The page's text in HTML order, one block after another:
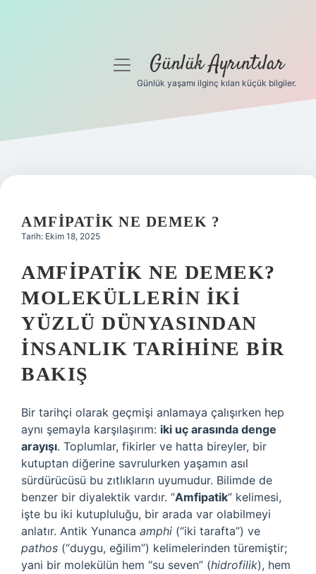
Gizlilik Politikası
Yasal Uyarı
menüyüGünlük Ayrıntılar
Günlük yaşamı ilginç kılan küçük bilgiler.
AMFIPATIK NE DEMEK ?
Tarih: Ekim 18, 2025
AMFIPATIK NE DEMEK?
MOLEKÜLLERIN İKI
YÜZLÜ DÜNYASINDAN
İNSANLIK TARIHINE BIR
BAKIŞ
Bir tarihçi olarak geçmişi anlamaya çalışırken hep
aynı şemayla karşılaşırım: iki uç arasında denge
arayışı. Toplumlar, fikirler ve hatta bireyler, bir
kutuptan diğerine savrulurken yaşamın asıl
sürdürücüsü bu zıtlıkların uyumudur. Bilimde de
benzer bir diyalektik vardır. “Amfipatik” kelimesi,
işte bu iki kutupluluğu, bir arada var olabilmeyi
anlatır. Antik Yunanca amphi (“iki tarafta”) ve
pathos (“duygu, eğilim”) kelimelerinden türemiştir;
yani bir molekülün hem “su seven” (hidrofilik), hem